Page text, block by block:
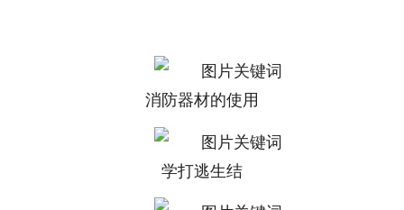
消防器材的使用
学打逃生结